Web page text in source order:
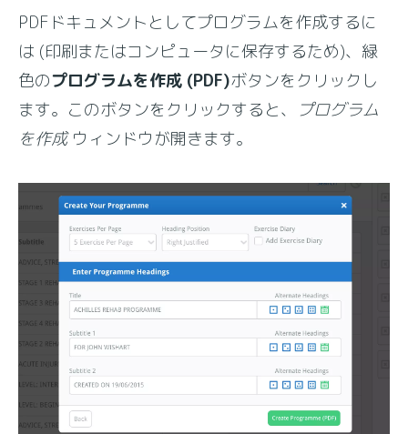
PDFドキュメントとしてプログラムを作成するに
は (印刷またはコンピュータに保存するため)、緑
色のプログラムを作成 (PDF)ボタンをクリックし
ます。このボタンをクリックすると、 プログラム
を作成ウィンドウが開きます。